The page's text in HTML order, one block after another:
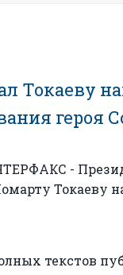
Токаеву
героя
-
Токаеву
текстов